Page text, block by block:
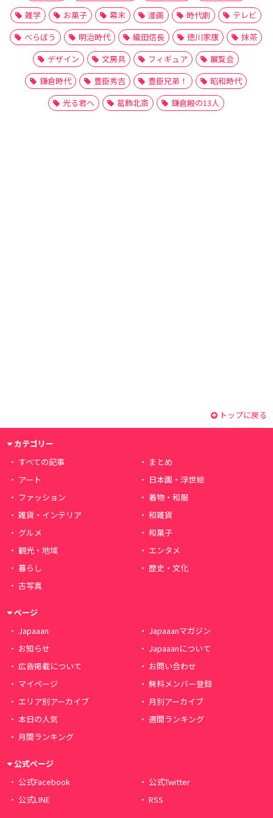
雑学
お菓子 幕末 漫画 時代劇
テレビ
べらぼう
明治時代 織田信長 徳川家康
抹茶
デザイン
文房具 フィギュア
展覧会
鎌倉時代
豊臣秀吉 豊臣兄弟！
昭和時代
光る君へ
葛飾北斎 鎌倉殿の13人
トップに戻る
カテゴリー
すべての記事
まとめ
アート
日本画・浮世絵
ファッション
着物・和服
雑貨・インテリア
和雑貨
グルメ
和菓子
観光・地域
エンタメ
暮らし
歴史・文化
古写真
ページ
Japaaan
Japaaanマガジン
お知らせ
Japaaanについて
広告掲載について
お問い合わせ
マイページ
無料メンバー登録
エリア別アーカイブ
月別アーカイブ
本日の人気
週間ランキング
月間ランキング
公式ページ
公式Facebook
公式Twitter
公式LINE
RSS